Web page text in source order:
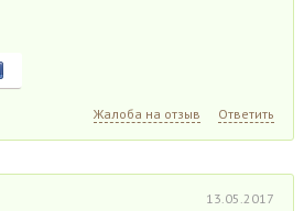
Жалоба на отзыв Ответить
13.05.2017